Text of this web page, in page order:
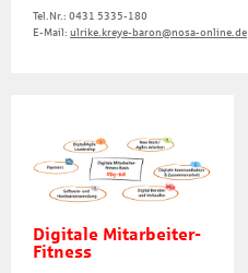
Tel.Nr.: 0431 5335-180
E-Mail: ulrike.kreye-baron@nosa-online.de
Digitale Mitarbeiter-
Fitness